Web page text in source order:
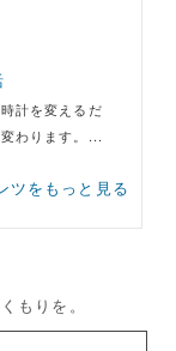
計を変えるだ
わります。...
ツをもっと見る
もりを。